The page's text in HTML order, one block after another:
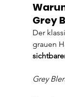
Grey
Der
grauen
Grey